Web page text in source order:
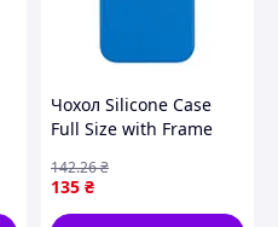
Чохол Silicone Case
Full Size with Frame
03.Royal blue
(17004316)
135 ₴
142.26₴